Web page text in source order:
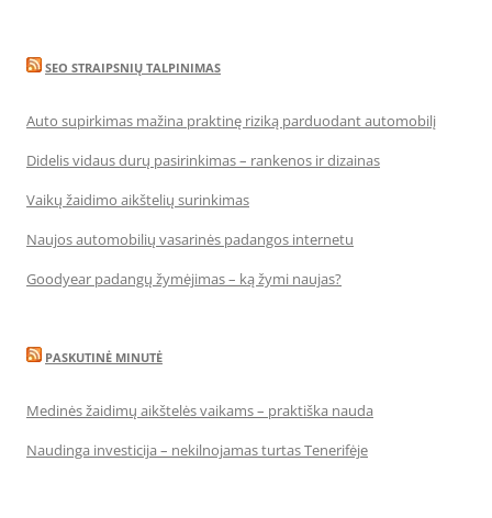
SEO STRAIPSNIŲ TALPINIMAS
Auto supirkimas mažina praktinę riziką parduodant automobilį
Didelis vidaus durų pasirinkimas – rankenos ir dizainas
Vaikų žaidimo aikštelių surinkimas
Naujos automobilių vasarinės padangos internetu
Goodyear padangų žymėjimas – ką žymi naujas?
PASKUTINĖ MINUTĖ
Medinės žaidimų aikštelės vaikams – praktiška nauda
Naudinga investicija – nekilnojamas turtas Tenerifėje